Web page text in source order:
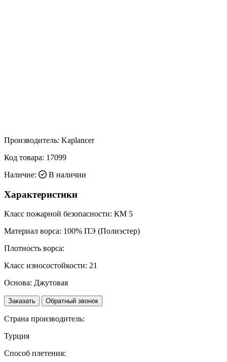
Производитель: Kaplancer
Код товара: 17099
Наличие:
В наличии
Характеристики
Класс пожарной безопасности: КМ 5
Материал ворса: 100% ПЭ (Полиэстер)
Плотность ворса:
Класс износостойкости: 21
Основа: Джутовая
Заказать Обратный звонок
Страна производитель:
Турция
Способ плетения: